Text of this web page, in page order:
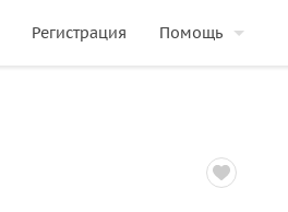
Регистрация Помощь